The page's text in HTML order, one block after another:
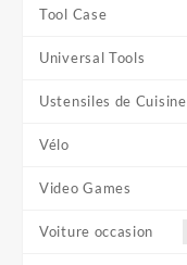
Tool Case
Universal Tools
Ustensiles de Cuisine
Vélo
Video Games
Voiture occasion